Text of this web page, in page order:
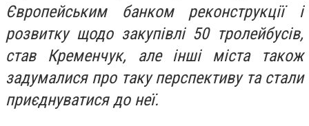
Європейським банком реконструкції і
розвитку щодо закупівлі 50 тролейбусів,
став Кременчук, але інші міста також
задумалися про таку перспективу та стали
приєднуватися до неї.